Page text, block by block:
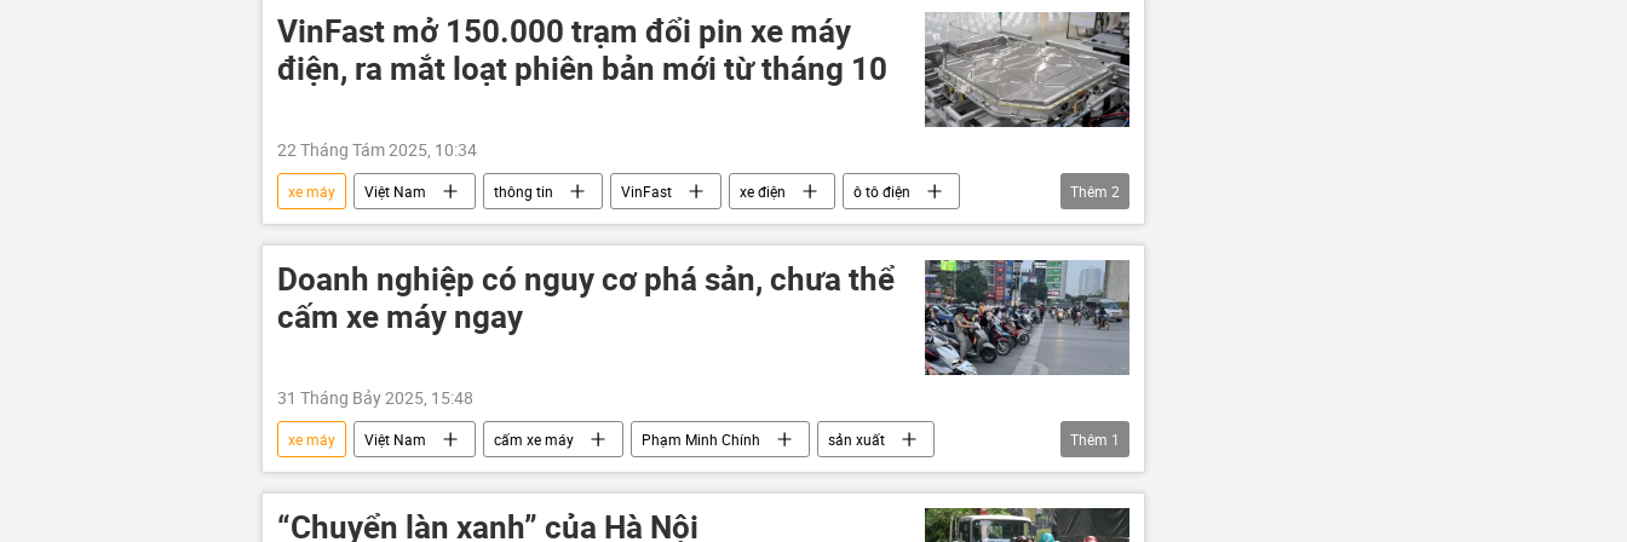
doanh nghiệp
Đông Nam Á chiến lược phát triển kinh tế
VinFast mở 150.000 trạm đổi pin xe máy
điện, ra mắt loạt phiên bản mới từ tháng 10
22 Tháng Tám 2025, 10:34
xe máy Việt Nam thông tin VinFast xe điện
ô tô điện
Vingroup
giao thông
Thêm 2
Doanh nghiệp có nguy cơ phá sản, chưa thể
cấm xe máy ngay
31 Tháng Bảy 2025, 15:48
xe máy Việt Nam cấm xe máy Phạm Minh Chính
sản xuất
doanh nghiệp
Thêm 1
“Chuyển làn xanh” của Hà Nội